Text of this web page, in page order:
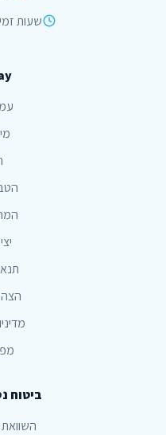
שעות זמינות:
ביטוח
השוואת